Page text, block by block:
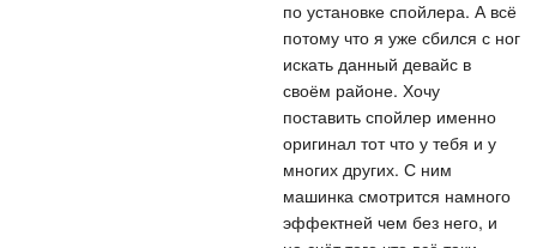
по установке спойлера. А всё
потому что я уже сбился с ног
искать данный девайс в
своём районе. Хочу
поставить спойлер именно
оригинал тот что у тебя и у
многих других. С ним
машинка смотрится намного
эффектней чем без него, и